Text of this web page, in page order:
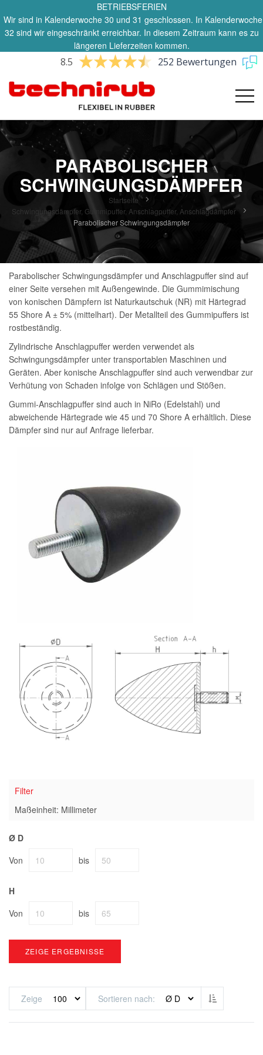
BETRIEBSFERIEN
Wir sind in Kalenderwoche 30 und 31 geschlossen. In Kalenderwoche
32 sind wir eingeschränkt erreichbar. In diesem Zeitraum kann es zu
längeren Lieferzeiten kommen.
8.5 252 Bewertungen
PARABOLISCHER
SCHWINGUNGSDÄMPFER
Startseite
Schwingungsdämpfer, Gummipuffer, Anschlagpuffer, Anschlagdämpfer
Parabolischer Schwingungsdämpfer
Parabolischer Schwingungsdämpfer und Anschlagpuffer sind auf
einer Seite versehen mit Außengewinde. Die Gummimischung
von konischen Dämpfern ist Naturkautschuk (NR) mit Härtegrad
55 Shore A ± 5% (mittelhart). Der Metallteil des Gummipuffers ist
rostbeständig.
Zylindrische Anschlagpuffer werden verwendet als
Schwingungsdämpfer unter transportablen Maschinen und
Geräten. Aber konische Anschlagpuffer sind auch verwendbar zur
Verhütung von Schaden infolge von Schlägen und Stößen.
Gummi-Anschlagpuffer sind auch in NiRo (Edelstahl) und
abweichende Härtegrade wie 45 und 70 Shore A erhältlich. Diese
Dämpfer sind nur auf Anfrage lieferbar.
Filter
Maßeinheit: Millimeter
Ø D
Von
bis
H
Von
bis
ZEIGE ERGEBNISSE
Zeige Sortieren nach Absteigend